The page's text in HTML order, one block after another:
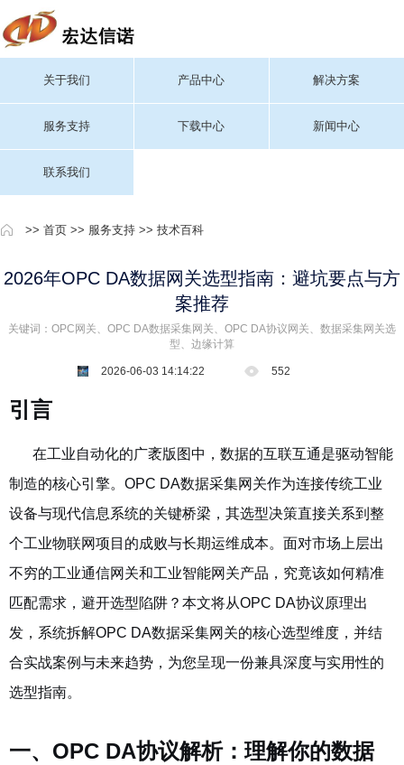
关于我们 产品中心 解决方案
服务支持 下载中心 新闻中心
联系我们
>> 首页 >> 服务支持 >> 技术百科
2026年OPC DA数据网关选型指南：避坑要点与方
案推荐
关键词：OPC网关、OPC DA数据采集网关、OPC DA协议网关、数据采集网关选
型、边缘计算
2026-06-03 14:14:22 552
引言
在工业自动化的广袤版图中，数据的互联互通是驱动智能
制造的核心引擎。OPC DA数据采集网关作为连接传统工业
设备与现代信息系统的关键桥梁，其选型决策直接关系到整
个工业物联网项目的成败与长期运维成本。面对市场上层出
不穷的工业通信网关和工业智能网关产品，究竟该如何精准
匹配需求，避开选型陷阱？本文将从OPC DA协议原理出
发，系统拆解OPC DA数据采集网关的核心选型维度，并结
合实战案例与未来趋势，为您呈现一份兼具深度与实用性的
选型指南。
一、OPC DA协议解析：理解你的数据